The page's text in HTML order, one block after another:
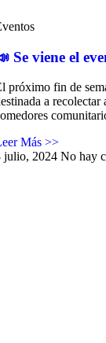
Se viene el
próximo fin de
a recolectar
Más >>
julio, 2024 No hay